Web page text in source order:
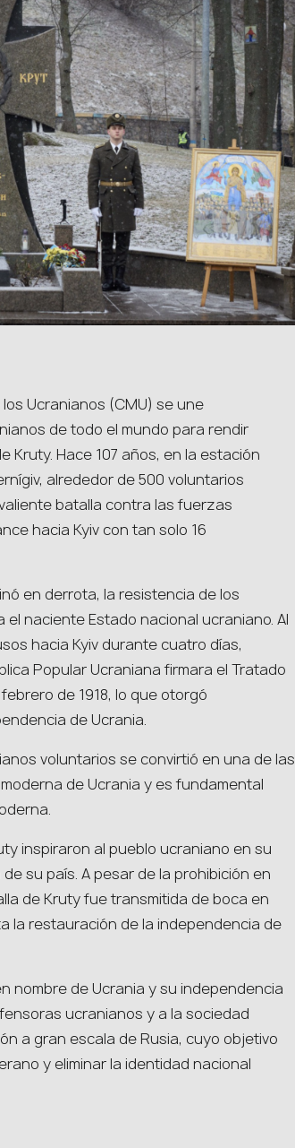
Ucranianos (CMU) se une
de todo el mundo para rendir
Kruty. Hace 107 años, en la estación
alrededor de 500 voluntarios
batalla contra las fuerzas
hacia Kyiv con tan solo 16
en derrota, la resistencia de los
naciente Estado nacional ucraniano. Al
hacia Kyiv durante cuatro días,
Popular Ucraniana firmara el Tratado
de 1918, lo que otorgó
de Ucrania.
voluntarios se convirtió en una de las
de Ucrania y es fundamental
inspiraron al pueblo ucraniano en su
su país. A pesar de la prohibición en
de Kruty fue transmitida de boca en
la restauración de la independencia de
nombre de Ucrania y su independencia
ucranianos y a la sociedad
a gran escala de Rusia, cuyo objetivo
y eliminar la identidad nacional